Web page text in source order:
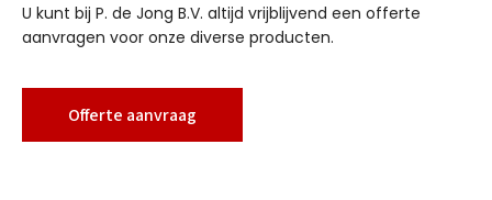
U kunt bij P. de Jong B.V. altijd vrijblijvend een offerte
aanvragen voor onze diverse producten.
Offerte aanvraag